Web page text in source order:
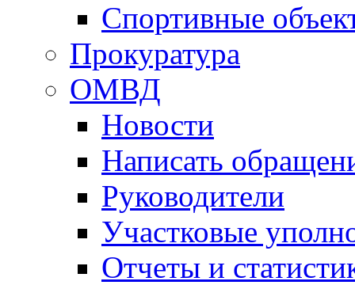
Спортивные
Прокуратура
ОМВД
Новости
Написать
Руководители
Участковые
Отчеты и